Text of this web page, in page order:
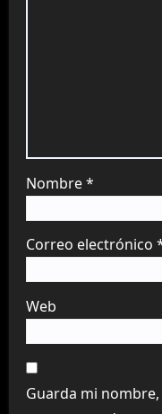
Nombre*
Correo electrónico
Web
Guarda mi